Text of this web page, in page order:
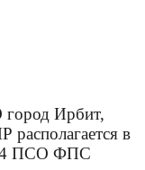
город Ирбит,
в
ПСО ФПС